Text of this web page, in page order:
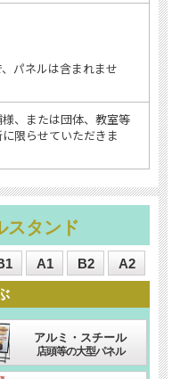
パネルは含まれませ
、または団体、教室等
限らせていただきま
スタンド
A1 B2 A2
アルミ・スチール
店頭等の大型パネル